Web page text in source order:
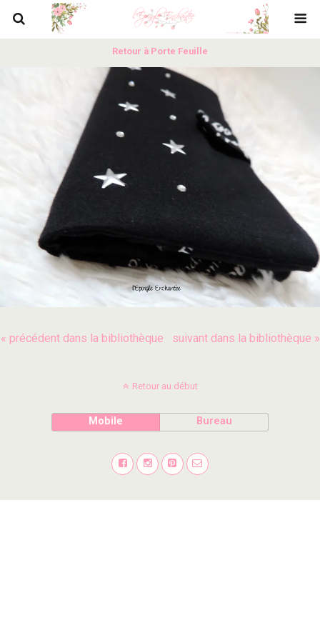
Retour à Porte Feuille
« précédent dans la bibliothèque suivant dans la bibliothèque »
Retour au début
Mobile Bureau